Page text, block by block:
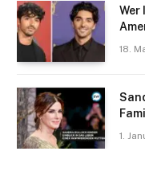
Wer
18.
1.